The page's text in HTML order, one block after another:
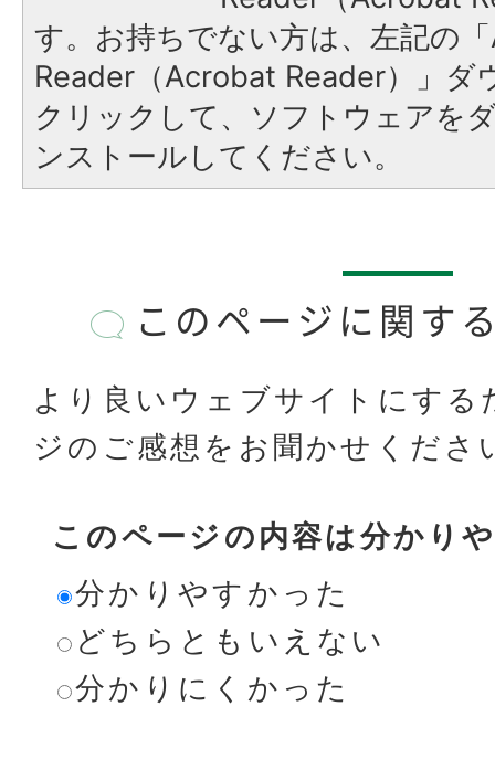
す。お持ちでない方は、左記の
Reader（Acrobat Reader）」ダ
クリックして、ソフトウェアを
ンストールしてください。
このページに関す
より良いウェブサイトにする
ジのご感想をお聞かせくださ
このページの内容は分かり
分かりやすかった
どちらともいえない
分かりにくかった